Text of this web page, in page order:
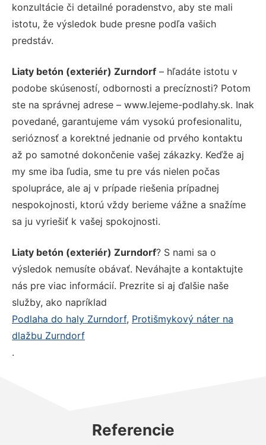
konzultácie či detailné poradenstvo, aby ste mali
istotu, že výsledok bude presne podľa vašich
predstáv.
Liaty betón (exteriér) Zurndorf – hľadáte istotu v
podobe skúseností, odbornosti a precíznosti? Potom
ste na správnej adrese – www.lejeme-podlahy.sk. Inak
povedané, garantujeme vám vysokú profesionalitu,
serióznosť a korektné jednanie od prvého kontaktu
až po samotné dokončenie vašej zákazky. Keďže aj
my sme iba ľudia, sme tu pre vás nielen počas
spolupráce, ale aj v prípade riešenia prípadnej
nespokojnosti, ktorú vždy berieme vážne a snažíme
sa ju vyriešiť k vašej spokojnosti.
Liaty betón (exteriér) Zurndorf? S nami sa o
výsledok nemusíte obávať. Neváhajte a kontaktujte
nás pre viac informácií. Prezrite si aj ďalšie naše
služby, ako napríklad
Podlaha do haly Zurndorf, Protišmykový náter na
dlažbu Zurndorf
.
Referencie